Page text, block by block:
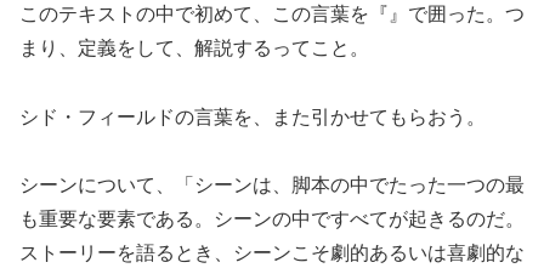
このテキストの中で初めて、この言葉を『』で囲った。つ
まり、定義をして、解説するってこと。
シド・フィールドの言葉を、また引かせてもらおう。
シーンについて、「シーンは、脚本の中でたった一つの最
も重要な要素である。シーンの中ですべてが起きるのだ。
ストーリーを語るとき、シーンこそ劇的あるいは喜劇的な